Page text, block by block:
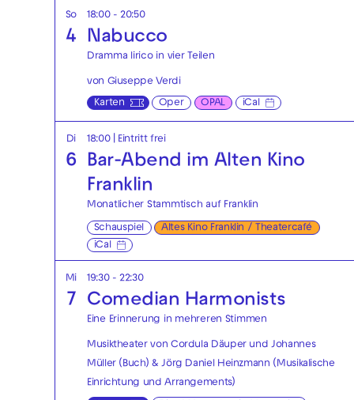
So
4
18:00 - 20:50
Nabucco
Dramma lirico in vier Teilen
von Giuseppe Verdi
Karten Oper OPAL iCal
Di
6
18:00| Eintritt frei
Bar-Abend im Alten Kino
Franklin
Monatlicher Stammtisch auf Franklin
Schauspiel
Altes Kino Franklin / Theatercafé
iCal
Mi
7
19:30 - 22:30
Comedian Harmonists
Eine Erinnerung in mehreren Stimmen
Musiktheater von Cordula Däuper und Johannes
Müller (Buch) & Jörg Daniel Heinzmann (Musikalische
Einrichtung und Arrangements)